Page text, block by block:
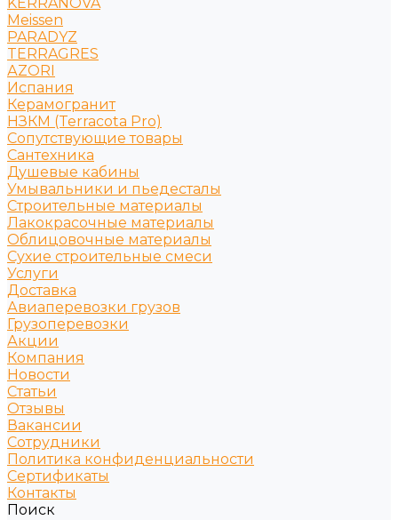
KERRANOVA
Meissen
PARADYZ
TERRAGRES
АZORI
Испания
Керамогранит
НЗКМ (Terracota Pro)
Сопутствующие товары
Сантехника
Душевые кабины
Умывальники и пьедесталы
Строительные материалы
Лакокрасочные материалы
Облицовочные материалы
Сухие строительные смеси
Услуги
Доставка
Авиаперевозки грузов
Грузоперевозки
Акции
Компания
Новости
Статьи
Отзывы
Вакансии
Сотрудники
Политика конфиденциальности
Сертификаты
Контакты
Поиск